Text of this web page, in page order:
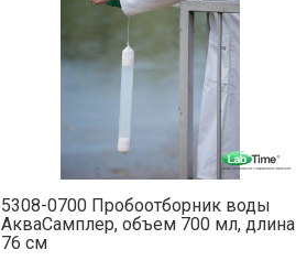
5308-0700 Пробоотборник воды
АкваСамплер, объем 700 мл, длина
76 см